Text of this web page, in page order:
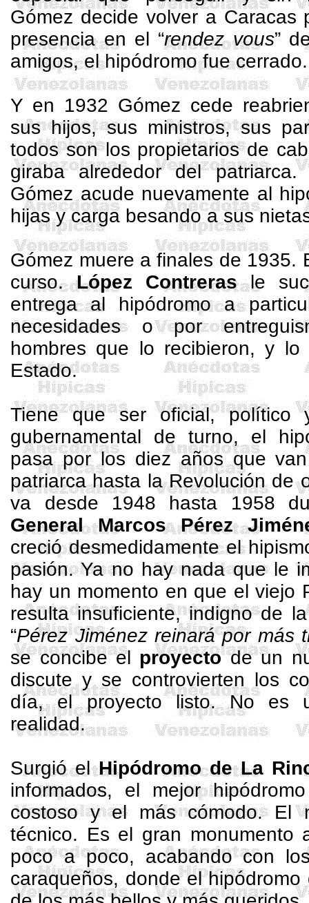
Gómez decide volver a Caracas
presencia en el “rendez vous”
amigos, el hipódromo fue cerrado.
Y en 1932 Gómez cede
sus hijos, sus ministros, sus
todos son los propietarios de
giraba alrededor del
Gómez acude nuevamente al
hijas y carga besando a sus
Gómez muere a finales de 1935.
curso.López Contrerasle
entrega al hipódromo a
necesidades o por
hombres que lo recibieron, y
Estado.
Tiene que ser oficial, político
gubernamental de turno, el
pasa por los diez años que
patriarca hasta la Revolución de
va desde 1948 hasta 1958
General Marcos Pérez
creció desmedidamente el
pasión. Ya no hay nada que le
hay un momento en que el viejo
resulta insuficiente, indigno de
“Pérez Jiménez reinará por más
se concibe el proyectode un
discute y se controvierten los
día, el proyecto listo. No es
realidad.
Surgió elHipódromo de La
informados, el mejor
costoso y el más cómodo. El
técnico. Es el gran monumento
poco a poco, acabando con
caraqueños, donde el